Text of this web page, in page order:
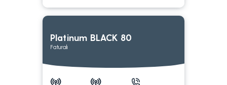
Platinum BLACK 80
Faturalı